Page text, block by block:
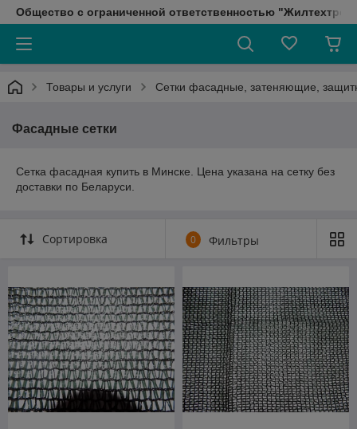
Общество с ограниченной ответственностью
Товары и услуги Сетки фасадные, затеняющие,
Фасадные сетки
Сетка фасадная купить в Минске. Цена указана на сетку без
доставки по Беларуси.
Сортировка 0 Фильтры